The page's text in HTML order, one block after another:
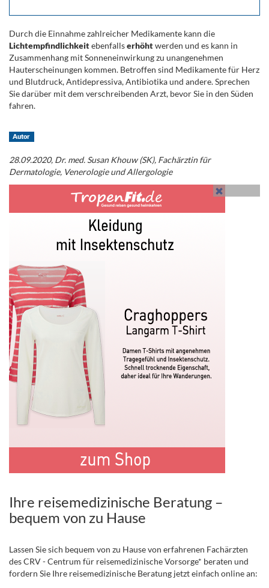
Durch die Einnahme zahlreicher Medikamente kann die
Lichtempfindlichkeitebenfallserhöhtwerden und es kann in
Zusammenhang mit Sonneneinwirkung zu unangenehmen
Hauterscheinungen kommen. Betroffen sind Medikamente für Herz
und Blutdruck, Antidepressiva, Antibiotika und andere. Sprechen
Sie darüber mit dem verschreibenden Arzt, bevor Sie in den Süden
fahren.
Autor
28.09.2020, Dr. med. Susan Khouw (SK), Fachärztin für
Dermatologie, Venerologie und Allergologie
Ihre reisemedizinische Beratung –
bequem von zu Hause
Lassen Sie sich bequem von zu Hause von erfahrenen Fachärzten
des CRV - Centrum für reisemedizinische Vorsorge* beraten und
fordern Sie Ihre reisemedizinische Beratung jetzt einfach online an: